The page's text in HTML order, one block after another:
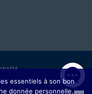
2026
essentiels à son bon
donnée personnelle.